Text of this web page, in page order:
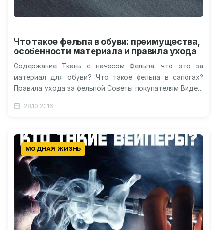
Что такое фельпа в обуви: преимущества,
особенности материала и правила ухода
Содержание Ткань с начесом Фельпа: что это за
материал для обуви? Что такое фельпа в сапогах?
Правила ухода за фельпой Советы покупателям Видео:
28.10.2016
МОДНАЯ ЖИЗНЬ